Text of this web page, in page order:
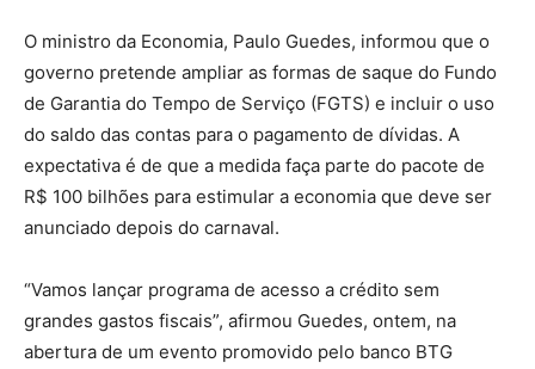
O ministro da Economia, Paulo Guedes, informou que o
governo pretende ampliar as formas de saque do Fundo
de Garantia do Tempo de Serviço (FGTS) e incluir o uso
do saldo das contas para o pagamento de dívidas. A
expectativa é de que a medida faça parte do pacote de
R$ 100 bilhões para estimular a economia que deve ser
anunciado depois do carnaval.
“Vamos lançar programa de acesso a crédito sem
grandes gastos fiscais”, afirmou Guedes, ontem, na
abertura de um evento promovido pelo banco BTG